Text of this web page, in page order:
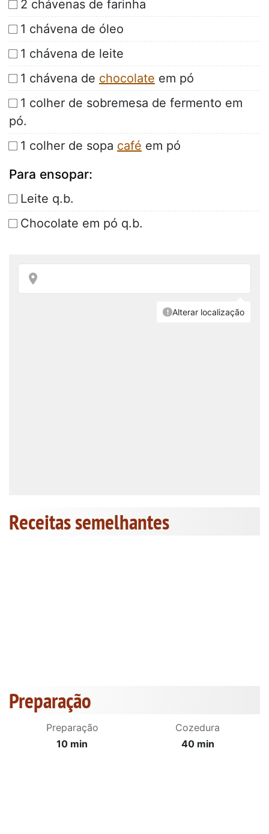
2 chávenas de farinha
1 chávena de óleo
1 chávena de leite
1 chávena de chocolate em pó
1 colher de sobremesa de fermento em
pó.
1 colher de sopa café em pó
Para ensopar:
Leite q.b.
Chocolate em pó q.b.
Receitas semelhantes
Preparação
Preparação
10 min
Cozedura
40 min